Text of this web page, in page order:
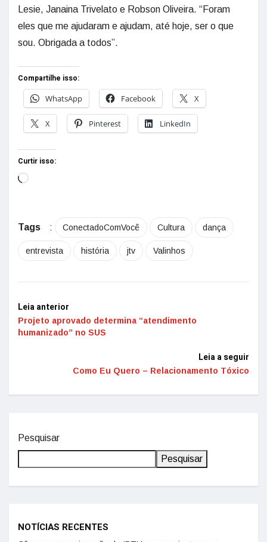
Lesie, Janaina Trivelato e Robson Oliveira. “Foram
eles que me ajudaram e ajudam, até hoje, ser o que
sou. Obrigada a todos”.
Compartilhe isso:
WhatsApp
Facebook X
X Pinterest LinkedIn
Curtir isso:
Tags : ConectadoComVocê Cultura dança
entrevista história jtv Valinhos
Leia anterior
Projeto aprovado determina “atendimento
humanizado” no SUS
Leia a seguir
Como Eu Quero – Relacionamento Tóxico
Pesquisar
Pesquisar
NOTÍCIAS RECENTES